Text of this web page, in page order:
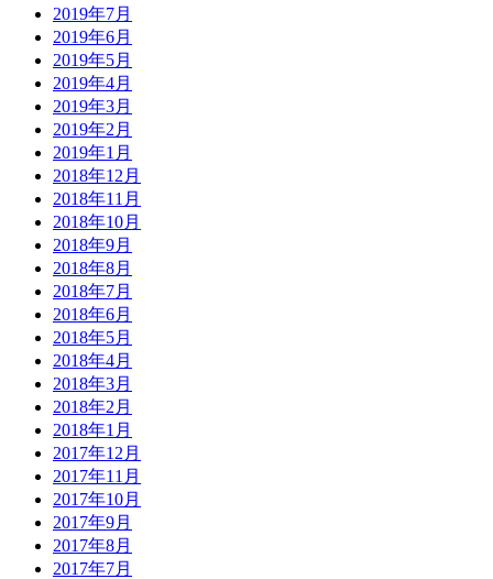
2019年7月
2019年6月
2019年5月
2019年4月
2019年3月
2019年2月
2019年1月
2018年12月
2018年11月
2018年10月
2018年9月
2018年8月
2018年7月
2018年6月
2018年5月
2018年4月
2018年3月
2018年2月
2018年1月
2017年12月
2017年11月
2017年10月
2017年9月
2017年8月
2017年7月